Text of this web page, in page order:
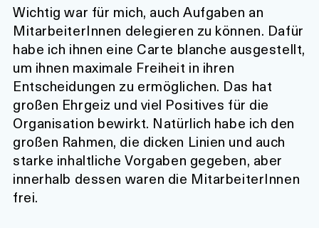
Wichtig war für mich, auch Aufgaben an
MitarbeiterInnen delegieren zu können. Dafür
habe ich ihnen eine Carte blanche ausgestellt,
um ihnen maximale Freiheit in ihren
Entscheidungen zu ermöglichen. Das hat
großen Ehrgeiz und viel Positives für die
Organisation bewirkt. Natürlich habe ich den
großen Rahmen, die dicken Linien und auch
starke inhaltliche Vorgaben gegeben, aber
innerhalb dessen waren die MitarbeiterInnen
frei.